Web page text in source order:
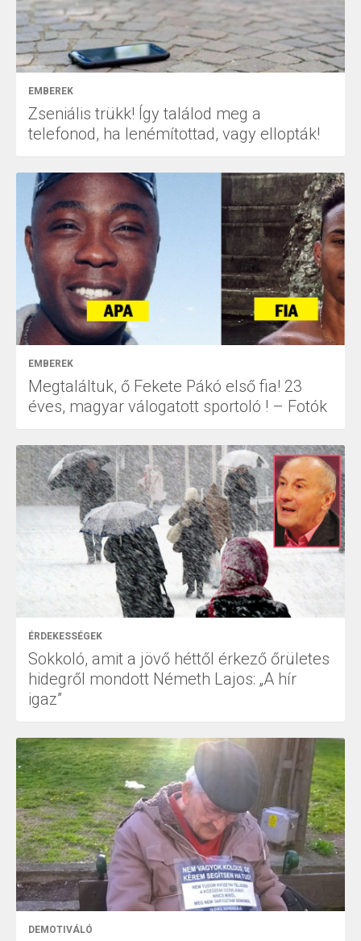
EMBEREK
Zseniális trükk! Így találod meg a
telefonod, ha lenémítottad, vagy ellopták!
EMBEREK
Megtaláltuk, ő Fekete Pákó első fia! 23
éves, magyar válogatott sportoló ! – Fotók
ÉRDEKESSÉGEK
Sokkoló, amit a jövő héttől érkező őrületes
hidegről mondott Németh Lajos: „A hír
igaz”
DEMOTIVÁLÓ